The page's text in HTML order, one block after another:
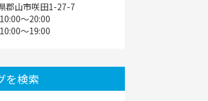
郡山市咲田1-27-7
～20:00
～19:00
を検索